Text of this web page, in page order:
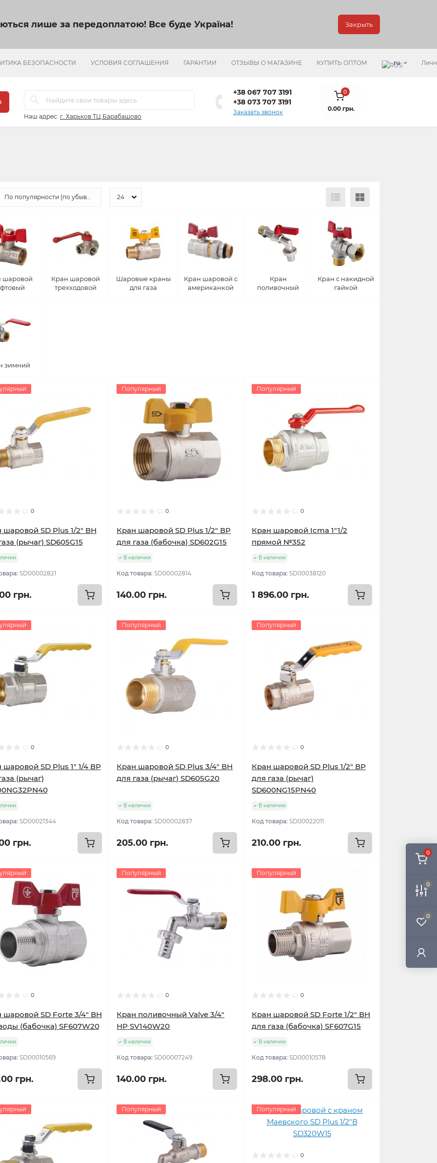
0
0
0
лише за передоплатою! Все буде Україна! Закрыть
БЕЗОПАСНОСТИ УСЛОВИЯ СОГЛАШЕНИЯ ГАРАНТИИ ОТЗЫВЫ О МАГАЗИНЕ КУПИТЬ ОПТОМ ru
Наш адрес: г. Харьков ТЦ Барабашово
+38 067 707 3191
+38 073 707 3191
Заказать звонок
0
0.00 грн.
шаровой
Кран шаровой
трехходовой
Шаровые краны
для газа
Кран шаровой с
американкой
Кран
поливочный
Кран с накидной
гайкой
зимний
0
шаровой SD Plus 1/2" ВН
(рычаг) SD605G15
SD00002821
грн.
Популярный
0
Кран шаровой SD Plus 1/2" ВР
для газа (бабочка) SD602G15
В наличии
Код товара:SD00002814
140.00 грн.
Популярный
0
Кран шаровой Icma 1"1/2
прямой №352
В наличии
Код товара:SD00038120
1 896.00 грн.
0
шаровой SD Plus 1" 1/4 ВР
(рычаг)
SD00021344
грн.
Популярный
0
Кран шаровой SD Plus 3/4" ВН
для газа (рычаг) SD605G20
В наличии
Код товара:SD00002837
205.00 грн.
Популярный
0
Кран шаровой SD Plus 1/2" ВР
для газа (рычаг)
SD600NG15PN40
В наличии
Код товара:SD00022011
210.00 грн.
0
шаровой SD Forte 3/4" ВН
(бабочка) SF607W20
SD00010569
грн.
Популярный
0
Кран поливочный Valve 3/4"
НР SV140W20
В наличии
Код товара:SD00007249
140.00 грн.
Популярный
0
Кран шаровой SD Forte 1/2" ВН
для газа (бабочка) SF607G15
В наличии
Код товара:SD00010578
298.00 грн.
Популярный Популярный
0